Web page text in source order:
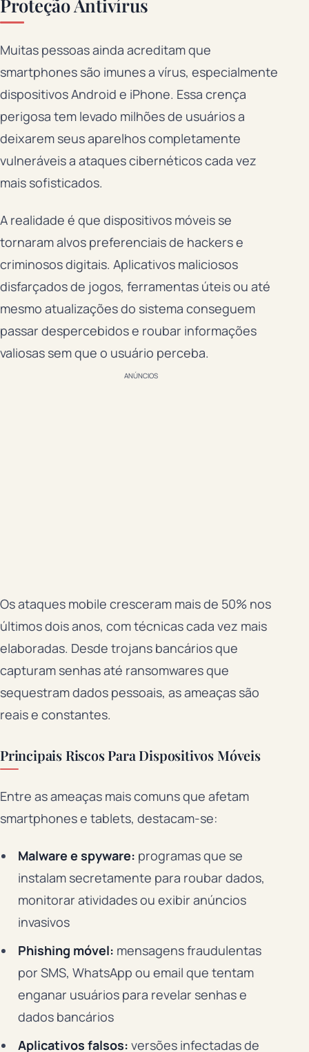
Proteção Antivírus
Muitas pessoas ainda acreditam que
smartphones são imunes a vírus, especialmente
dispositivos Android e iPhone. Essa crença
perigosa tem levado milhões de usuários a
deixarem seus aparelhos completamente
vulneráveis a ataques cibernéticos cada vez
mais sofisticados.
A realidade é que dispositivos móveis se
tornaram alvos preferenciais de hackers e
criminosos digitais. Aplicativos maliciosos
disfarçados de jogos, ferramentas úteis ou até
mesmo atualizações do sistema conseguem
passar despercebidos e roubar informações
valiosas sem que o usuário perceba.
ANÚNCIOS
Os ataques mobile cresceram mais de 50% nos
últimos dois anos, com técnicas cada vez mais
elaboradas. Desde trojans bancários que
capturam senhas até ransomwares que
sequestram dados pessoais, as ameaças são
reais e constantes.
Principais Riscos Para Dispositivos Móveis
Entre as ameaças mais comuns que afetam
smartphones e tablets, destacam-se:
Malware e spyware: programas que se
instalam secretamente para roubar dados,
monitorar atividades ou exibir anúncios
invasivos
Phishing móvel: mensagens fraudulentas
por SMS, WhatsApp ou email que tentam
enganar usuários para revelar senhas e
dados bancários
Aplicativos falsos: versões infectadas de